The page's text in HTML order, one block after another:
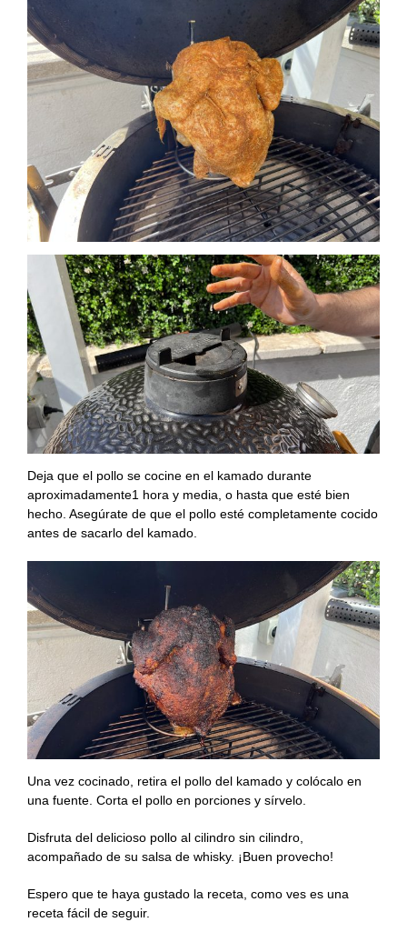
Deja que el pollo se cocine en el kamado durante
aproximadamente1 hora y media, o hasta que esté bien
hecho. Asegúrate de que el pollo esté completamente cocido
antes de sacarlo del kamado.
Una vez cocinado, retira el pollo del kamado y colócalo en
una fuente. Corta el pollo en porciones y sírvelo.
Disfruta del delicioso pollo al cilindro sin cilindro,
acompañado de su salsa de whisky. ¡Buen provecho!
Espero que te haya gustado la receta, como ves es una
receta fácil de seguir.